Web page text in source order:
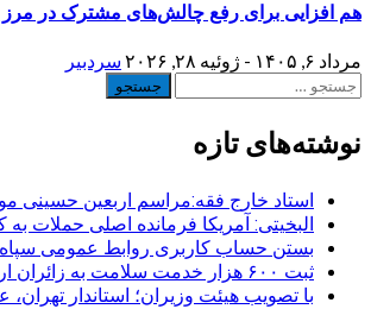
هم افزایی برای رفع چالش‌های مشترک در مرز مناطق ۴ و
مرداد ۶, ۱۴۰۵ - ژوئیه ۲۸, ۲۰۲۶
سردبیر
جستجو
نوشته‌های تازه
استاد خارج فقه:مراسم اربعین
البخیتی: آمریکا فرمانده اصلی
بستن حساب کاربری روابط عمومی
ثبت ۶۰۰ هزار خدمت سلامت به زائران اربعین
با تصویب هیئت وزیران؛ استاندار